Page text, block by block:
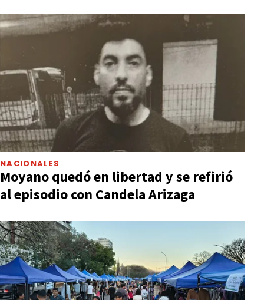
NACIONALES
Moyano quedó en libertad y se refirió
al episodio con Candela Arizaga